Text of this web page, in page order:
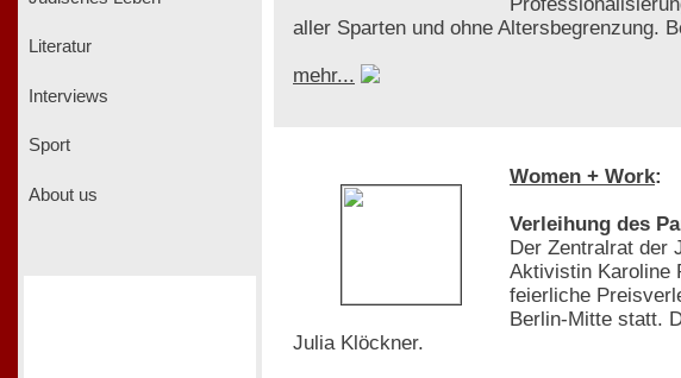
Literatur
Interviews
Sport
About us
aller Sparten und ohne Altersbegrenzung.
mehr...
Women + Work:
Verleihung des
Der Zentralrat der
Aktivistin Karoline
feierliche
Berlin-Mitte statt.
Julia Klöckner.